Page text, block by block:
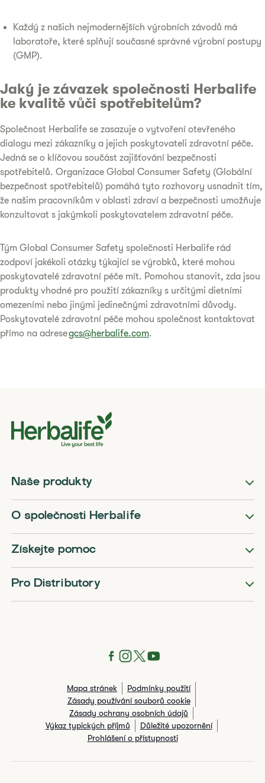
Každý z našich nejmodernějších výrobních závodů má
laboratoře, které splňují současné správné výrobní postupy
(GMP).
Jaký je závazek společnosti Herbalife
ke kvalitě vůči spotřebitelům?
Společnost Herbalife se zasazuje o vytvoření otevřeného
dialogu mezi zákazníky a jejich poskytovateli zdravotní péče.
Jedná se o klíčovou součást zajišťování bezpečnosti
spotřebitelů. Organizace Global Consumer Safety (Globální
bezpečnost spotřebitelů) pomáhá tyto rozhovory usnadnit tím,
že našim pracovníkům v oblasti zdraví a bezpečnosti umožňuje
konzultovat s jakýmkoli poskytovatelem zdravotní péče.
Tým Global Consumer Safety společnosti Herbalife rád
zodpoví jakékoli otázky týkající se výrobků, které mohou
poskytovatelé zdravotní péče mít. Pomohou stanovit, zda jsou
produkty vhodné pro použití zákazníky s určitými dietními
omezeními nebo jinými jedinečnými zdravotními důvody.
Poskytovatelé zdravotní péče mohou společnost kontaktovat
přímo na adresegcs@herbalife.com.
Naše produkty
O společnosti Herbalife
Získejte pomoc
Pro Distributory
Mapa stránek
Podmínky použití
Zásady používání souborů cookie
Zásady ochrany osobních údajů
Výkaz typických příjmů
Důležité upozornění
Prohlášení o přístupnosti